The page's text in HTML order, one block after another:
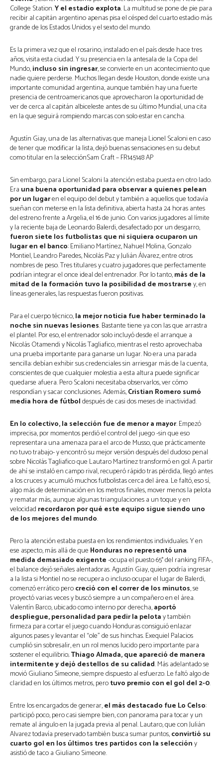
College Station.Y el estadio explota. La multitud se pone de pie para
recibir al capitán argentino apenas pisa el césped del cuarto estadio más
grande de los Estados Unidos y el sexto del mundo.
Es la primera vez que el rosarino, instalado en el país desde hace tres
años, visita esta ciudad. Y su presencia en la antesala de la Copa del
Mundo,incluso sin ingresar, se convierte en un acontecimiento que
nadie quiere perderse. Muchos llegan desde Houston, donde existe una
importante comunidad argentina, aunque también hay una fuerte
presencia de centroamericanos que aprovecharon la oportunidad de
ver de cerca al capitán albiceleste antes de su último Mundial, una cita
en la que seguirá rompiendo marcas con solo estar en cancha.
Agustín Giay, una de las alternativas que maneja Lionel Scaloni en caso
de tener que modificar la lista, dejó buenas sensaciones en su debut
como titular en la selecciónSam Craft – FR145148 AP
Sin embargo, para Lionel Scaloni la atención estaba puesta en otro lado.
Era una buena oportunidad para observar a quienes pelean
por un lugaren el equipo del debut y también a aquellos que todavía
sueñan con meterse en la lista definitiva, abierta hasta 24 horas antes
del estreno frente a Argelia, el 16 de junio. Con varios jugadores al límite
y la reciente baja de Leonardo Balerdi, desafectado por un desgarro,
fueron siete los futbolistas que ni siquiera ocuparon un
lugar en el banco: Emiliano Martínez, Nahuel Molina, Gonzalo
Montiel, Leandro Paredes, Nicolás Paz y Julián Álvarez, entre otros
nombres de peso. Tres titulares y cuatro jugadores que perfectamente
podrían integrar el once ideal del entrenador. Por lo tanto,más de la
mitad de la formación tuvo la posibilidad de mostrarsey, en
líneas generales, las respuestas fueron positivas.
Para el cuerpo técnico,la mejor noticia fue haber terminado la
noche sin nuevas lesiones. Bastante tiene ya con las que arrastra
el plantel. Por eso, el entrenador solo incluyó desde el arranque a
Nicolás Otamendi y Nicolás Tagliafico, mientras el resto aprovechaba
una prueba importante para ganarse un lugar. No era una parada
sencilla: debían exhibir sus credenciales sin arriesgar más de la cuenta,
conscientes de que cualquier molestia a esta altura puede significar
quedarse afuera. Pero Scaloni necesitaba observarlos, ver cómo
respondían y sacar conclusiones. Además,Cristian Romero sumó
media hora de fútboldespués de casi dos meses de inactividad.
En lo colectivo, la selección fue de menor a mayor. Empezó
imprecisa, por momentos perdió el control del juego -sin que eso
representara una amenaza para el arco de Musso, que prácticamente
no tuvo trabajo- y encontró su mejor versión después del dudoso penal
sobre Nicolás Tagliafico que Lautaro Martínez transformó en gol. A partir
de ahí se instaló en campo rival, recuperó rápido tras pérdida, llegó antes
a los cruces y acumuló muchos futbolistas cerca del área. Le faltó, eso sí,
algo más de determinación en los metros finales, mover menos la pelota
y rematar más, aunque algunas triangulaciones a un toque y en
velocidad recordaron por qué este equipo sigue siendo uno
de los mejores del mundo.
Pero la atención estaba puesta en los rendimientos individuales. Y en
ese aspecto, más allá de que Honduras no representó una
medida demasiado exigente-ocupa el puesto 65° del ranking FIFA-,
el balance dejó señales alentadoras. Agustín Giay, quien podría ingresar
a la lista si Montiel no se recupera o incluso ocupar el lugar de Balerdi,
comenzó errático perocreció con el correr de los minutos, se
proyectó varias veces y buscó siempre a un compañero en el área.
Valentín Barco, ubicado como interno por derecha,aportó
despliegue, personalidad para pedir la pelotay también
firmeza para cortar el juego cuando Honduras consiguió enlazar
algunos pases y levantar el “ole” de sus hinchas. Exequiel Palacios
cumplió sin sobresalir, en un rol menos lucido pero importante para
sostener el equilibrio;Thiago Almada, que apareció de manera
intermitente y dejó destellos de su calidad. Más adelantado se
movió Giuliano Simeone, siempre dispuesto al esfuerzo. Le faltó algo de
claridad en los últimos metros, perotuvo premio con el gol del 2-0.
Entre los encargados de generar,el más destacado fue Lo Celso:
participó poco, pero casi siempre bien, con panorama para tocar y un
remate al ángulo en la jugada previa al penal. Lautaro, que con Julián
Alvarez todavía preservado también busca sumar puntos,convirtió su
cuarto gol en los últimos tres partidos con la seleccióny
asistió de taco a Giuliano Simeone.